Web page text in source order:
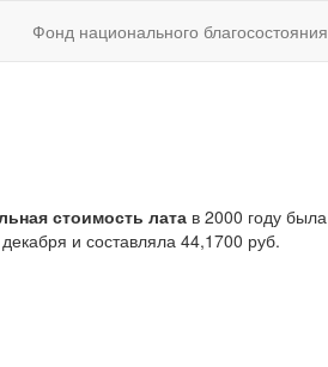
Фонд национального благосостояния
стоимость лата в 2000 году была
и составляла 44,1700 руб.